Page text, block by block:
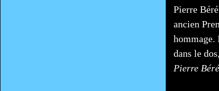
Pierre
ancien
hommage.
dans le
Pierre